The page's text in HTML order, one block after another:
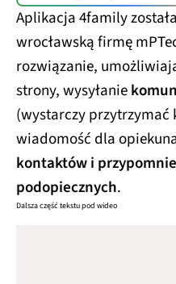
Aplikacja 4family
wrocławską firmę
rozwiązanie,
strony, wysyłanie
(wystarczy przytrzymać
wiadomość dla
kontaktów i
podopiecznych.
Dalsza część tekstu pod wideo